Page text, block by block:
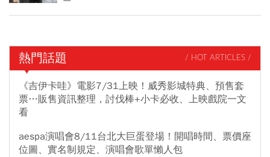
熱門話題 / HOT ARTICLES /
《吉伊卡哇》電影7/31上映！威秀影城特典、預售套
票…販售資訊整理，討伐棒+小卡必收、上映戲院一文
看
aespa演唱會8/11台北大巨蛋登場！開唱時間、票價座
位圖、實名制規定、演唱會歌單懶人包